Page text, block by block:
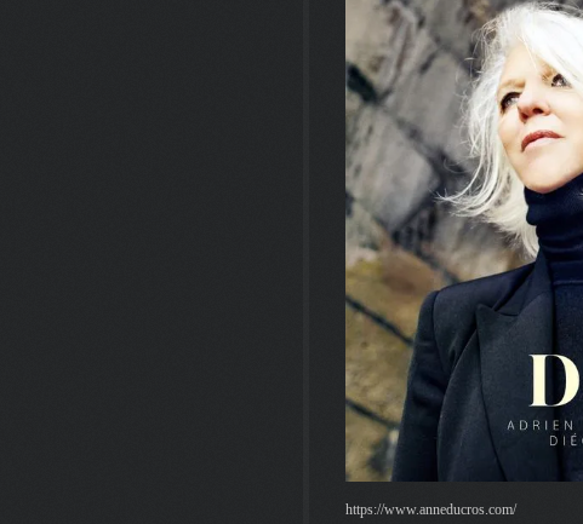
https://www.anneducros.com/